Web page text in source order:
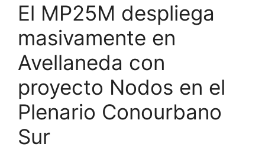
El MP25M despliega
masivamente en
Avellaneda con
proyecto Nodos en el
Plenario Conourbano
Sur